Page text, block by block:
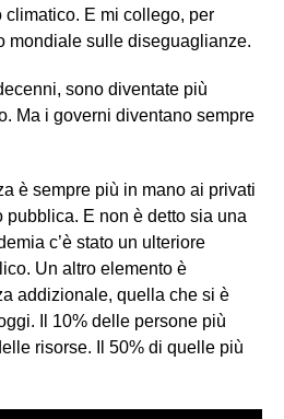
E mi collego, per
mondiale sulle diseguaglianze.
sono diventate più
Ma i governi diventano sempre
è sempre più in mano ai privati
pubblica. E non è detto sia una
c’è stato un ulteriore
Un altro elemento è
addizionale, quella che si è
Il 10% delle persone più
risorse. Il 50% di quelle più